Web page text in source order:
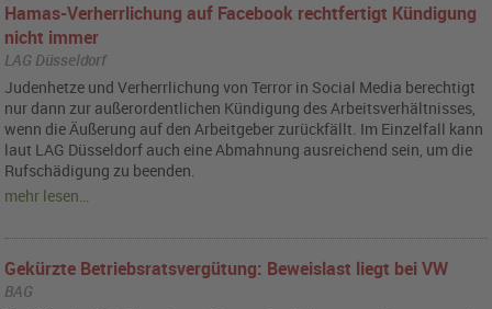
Hamas-Verherrlichung auf Facebook rechtfertigt Kündigung
nicht immer
LAG Düsseldorf
Ju­den­het­ze und Ver­herr­li­chung von Ter­ror in So­ci­al Media be­rech­tigt
nur dann zur au­ßer­or­dent­li­chen Kün­di­gung des Ar­beits­ver­hält­nis­ses,
wenn die Äu­ße­rung auf den Ar­beit­ge­ber zu­rück­fällt. Im Ein­zel­fall kann
laut LAG Düs­sel­dorf auch eine Ab­mah­nung aus­rei­chend sein, um die
Ruf­schä­di­gung zu be­en­den.
mehr lesen…
Gekürzte Betriebsratsvergütung: Beweislast liegt bei VW
BAG